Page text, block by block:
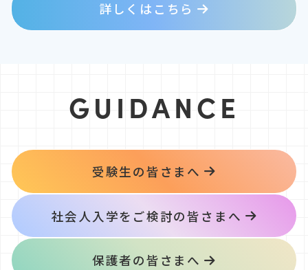
詳しくはこちら
GUIDANCE
受験生の皆さまへ
社会人入学をご検討の皆さまへ
保護者の皆さまへ